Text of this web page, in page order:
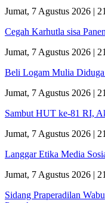
Jumat, 7 Agustus 2026 |
Cegah Karhutla sisa
Jumat, 7 Agustus 2026 |
Beli Logam Mulia
Jumat, 7 Agustus 2026 |
Sambut HUT ke-81 RI,
Jumat, 7 Agustus 2026 |
Langgar Etika Media
Jumat, 7 Agustus 2026 |
Sidang Praperadilan